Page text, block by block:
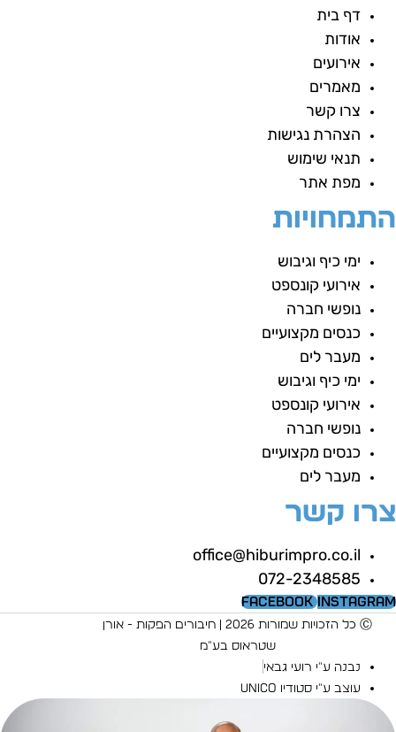
דף בית
אודות
אירועים
מאמרים
צרו קשר
הצהרת נגישות
תנאי שימוש
מפת אתר
ימי כיף וגיבוש
אירועי קונספט
נופשי חברה
כנסים מקצועיים
מעבר לים
ימי כיף וגיבוש
אירועי קונספט
נופשי חברה
כנסים מקצועיים
מעבר לים
קשר
office@hiburimpro.co.il
072-2348585
Facebook
Ⓒ כל הזכויות שמורות 2026 | חיבורים הפקות - אורן
שטראוס בע"מ
נבנה ע"י רועי גבאי
עוצב ע"י סטודיו UNICO